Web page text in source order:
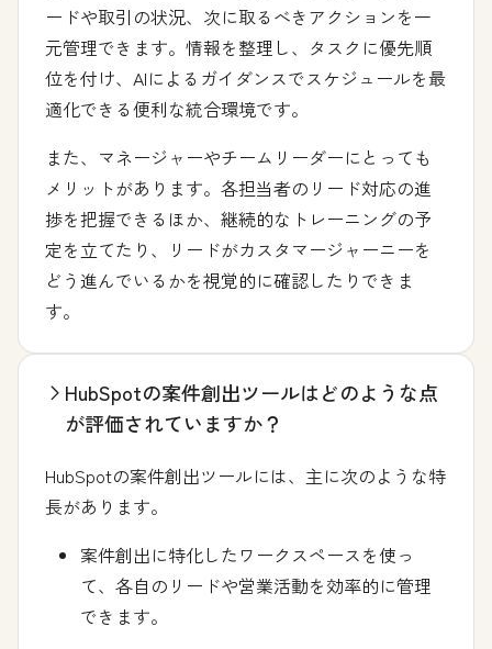
ードや取引の状況、次に取るべきアクションを一
元管理できます。情報を整理し、タスクに優先順
位を付け、AIによるガイダンスでスケジュールを最
適化できる便利な統合環境です。
また、マネージャーやチームリーダーにとっても
メリットがあります。各担当者のリード対応の進
捗を把握できるほか、継続的なトレーニングの予
定を立てたり、リードがカスタマージャーニーを
どう進んでいるかを視覚的に確認したりできま
す。
HubSpotの案件創出ツールはどのような点
が評価されていますか？
HubSpotの案件創出ツールには、主に次のような特
長があります。
案件創出に特化したワークスペースを使っ
て、各自のリードや営業活動を効率的に管理
できます。